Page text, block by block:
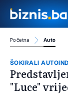
Početna Auto
ŠOKIRALI
"Luce"